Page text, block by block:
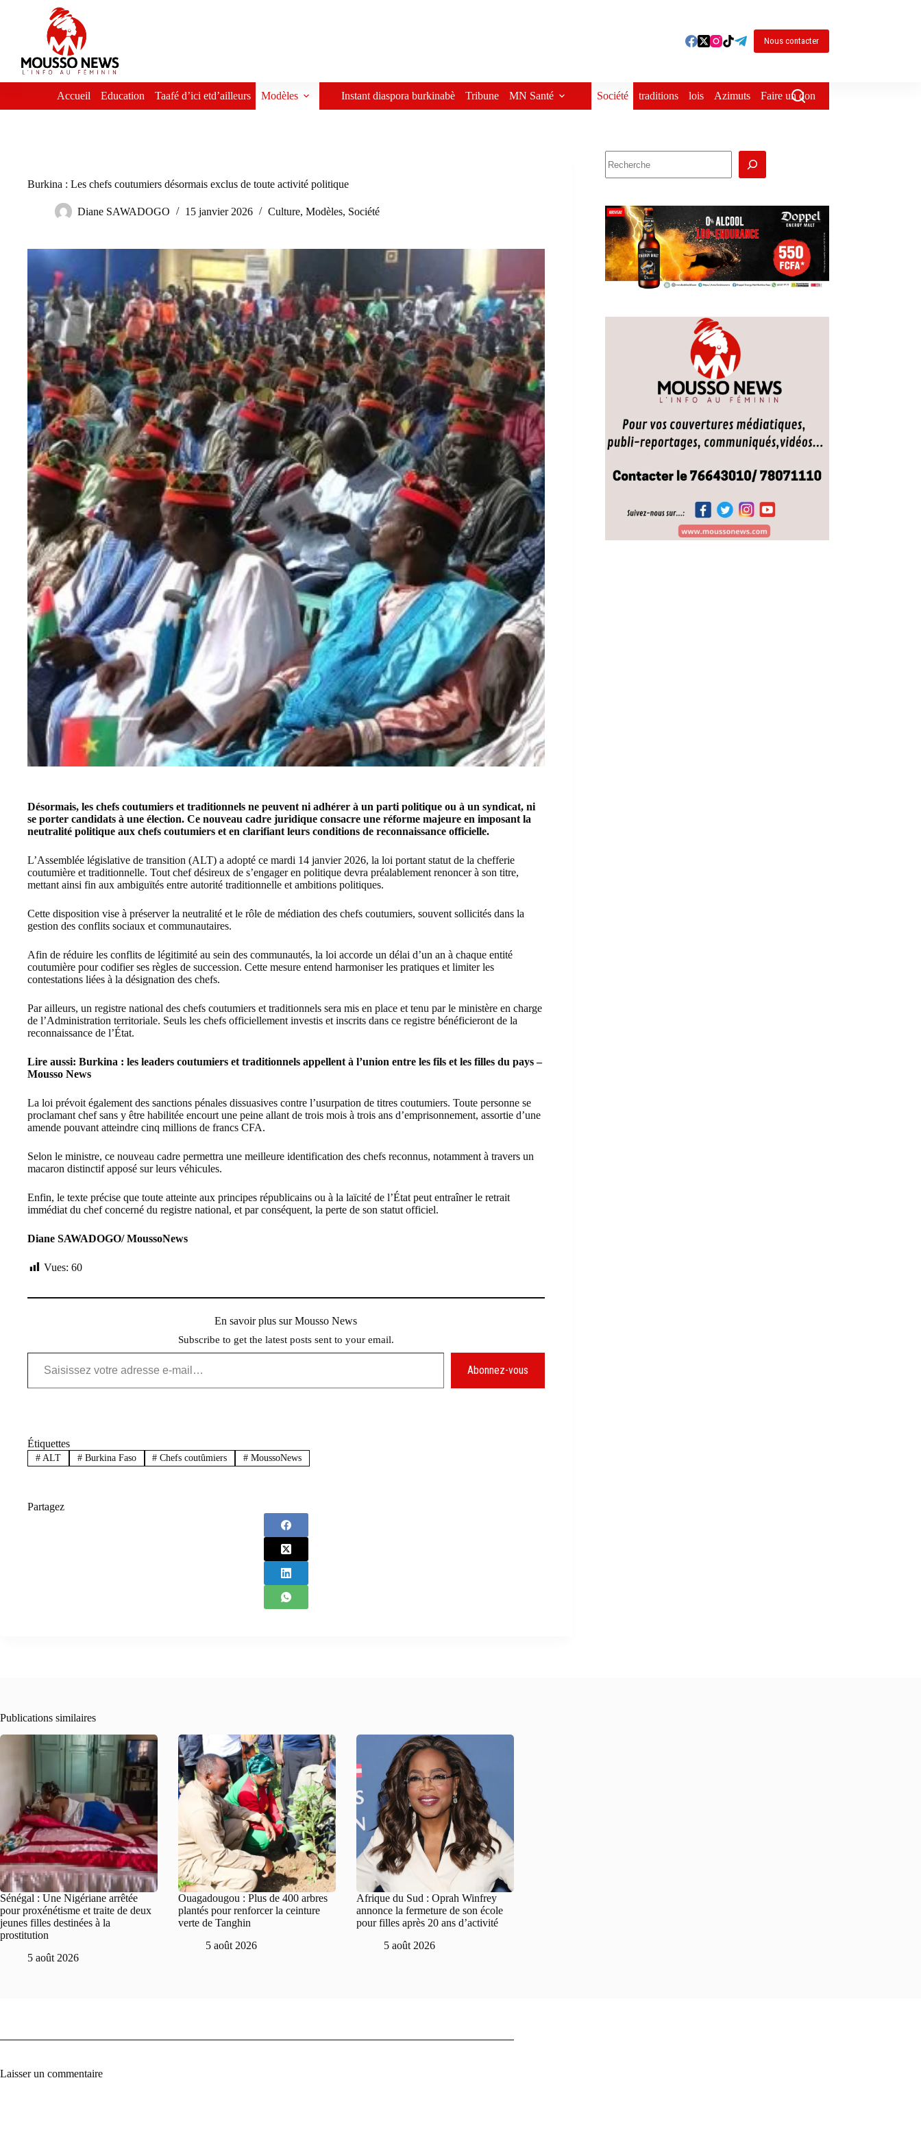
Nous contacter
Accueil Education Taafé d’ici etd’ailleurs Modèles Instant diaspora burkinabè Tribune MN Santé Société traditions lois Azimuts Faire un don
Burkina : Les chefs coutumiers désormais exclus de toute activité politique
Diane SAWADOGO 15 janvier 2026 Culture, Modèles, Société
Désormais, les chefs coutumiers et traditionnels ne peuvent ni adhérer à un parti politique ou à un syndicat, ni
se porter candidats à une élection. Ce nouveau cadre juridique consacre une réforme majeure en imposant la
neutralité politique aux chefs coutumiers et en clarifiant leurs conditions de reconnaissance officielle.
L’Assemblée législative de transition (ALT) a adopté ce mardi 14 janvier 2026, la loi portant statut de la chefferie
coutumière et traditionnelle. Tout chef désireux de s’engager en politique devra préalablement renoncer à son titre,
mettant ainsi fin aux ambiguïtés entre autorité traditionnelle et ambitions politiques.
Cette disposition vise à préserver la neutralité et le rôle de médiation des chefs coutumiers, souvent sollicités dans la
gestion des conflits sociaux et communautaires.
Afin de réduire les conflits de légitimité au sein des communautés, la loi accorde un délai d’un an à chaque entité
coutumière pour codifier ses règles de succession. Cette mesure entend harmoniser les pratiques et limiter les
contestations liées à la désignation des chefs.
Par ailleurs, un registre national des chefs coutumiers et traditionnels sera mis en place et tenu par le ministère en charge
de l’Administration territoriale. Seuls les chefs officiellement investis et inscrits dans ce registre bénéficieront de la
reconnaissance de l’État.
Lire aussi: Burkina : les leaders coutumiers et traditionnels appellent à l’union entre les fils et les filles du pays –
Mousso News
La loi prévoit également des sanctions pénales dissuasives contre l’usurpation de titres coutumiers. Toute personne se
proclamant chef sans y être habilitée encourt une peine allant de trois mois à trois ans d’emprisonnement, assortie d’une
amende pouvant atteindre cinq millions de francs CFA.
Selon le ministre, ce nouveau cadre permettra une meilleure identification des chefs reconnus, notamment à travers un
macaron distinctif apposé sur leurs véhicules.
Enfin, le texte précise que toute atteinte aux principes républicains ou à la laïcité de l’État peut entraîner le retrait
immédiat du chef concerné du registre national, et par conséquent, la perte de son statut officiel.
Diane SAWADOGO/ MoussoNews
Vues: 60
En savoir plus sur Mousso News
Subscribe to get the latest posts sent to your email.
Saisissez votre adresse e-mail…
Abonnez-vous
Étiquettes
#ALT #Burkina Faso # Chefs coutûmiers # MoussoNews
Partagez
Publications similaires
Sénégal : Une Nigériane arrêtée
pour proxénétisme et traite de deux
jeunes filles destinées à la
prostitution
5 août 2026
Ouagadougou : Plus de 400 arbres
plantés pour renforcer la ceinture
verte de Tanghin
5 août 2026
Afrique du Sud : Oprah Winfrey
annonce la fermeture de son école
pour filles après 20 ans d’activité
5 août 2026
Laisser un commentaire